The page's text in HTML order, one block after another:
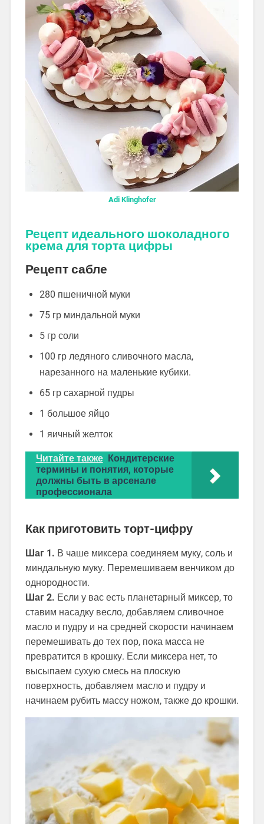
Adi Klinghofer
Рецепт идеального шоколадного
крема для торта цифры
Рецепт сабле
280 пшеничной муки
75 гр миндальной муки
5 гр соли
100 гр ледяного сливочного масла,
нарезанного на маленькие кубики.
65 гр сахарной пудры
1 большое яйцо
1 яичный желток
Читайте также Кондитерские
термины и понятия, которые
должны быть в арсенале
профессионала
Как приготовить торт-цифру
Шаг 1. В чаше миксера соединяем муку, соль и
миндальную муку. Перемешиваем венчиком до
однородности.
Шаг 2. Если у вас есть планетарный миксер, то
ставим насадку весло, добавляем сливочное
масло и пудру и на средней скорости начинаем
перемешивать до тех пор, пока масса не
превратится в крошку. Если миксера нет, то
высыпаем сухую смесь на плоскую
поверхность, добавляем масло и пудру и
начинаем рубить массу ножом, также до крошки.